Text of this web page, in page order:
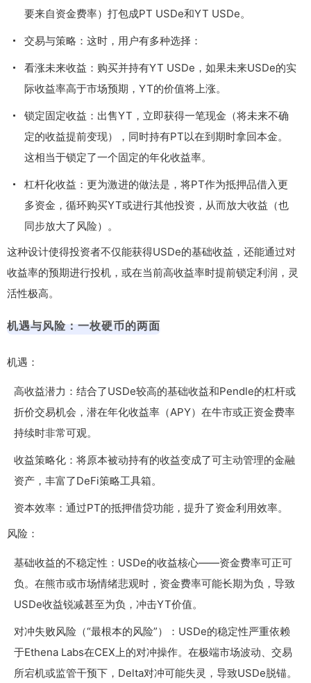
要来自资金费率）打包成PT USDe和YT USDe。
交易与策略：这时，用户有多种选择：
看涨未来收益：购买并持有YT USDe，如果未来USDe的实
际收益率高于市场预期，YT的价值将上涨。
锁定固定收益：出售YT，立即获得一笔现金（将未来不确
定的收益提前变现），同时持有PT以在到期时拿回本金。
这相当于锁定了一个固定的年化收益率。
杠杆化收益：更为激进的做法是，将PT作为抵押品借入更
多资金，循环购买YT或进行其他投资，从而放大收益（也
同步放大了风险）。
这种设计使得投资者不仅能获得USDe的基础收益，还能通过对
收益率的预期进行投机，或在当前高收益率时提前锁定利润，灵
活性极高。
机遇与风险：一枚硬币的两面
机遇：
高收益潜力：结合了USDe较高的基础收益和Pendle的杠杆或
折价交易机会，潜在年化收益率（APY）在牛市或正资金费率
持续时非常可观。
收益策略化：将原本被动持有的收益变成了可主动管理的金融
资产，丰富了DeFi策略工具箱。
资本效率：通过PT的抵押借贷功能，提升了资金利用效率。
风险：
基础收益的不稳定性：USDe的收益核心——资金费率可正可
负。在熊市或市场情绪悲观时，资金费率可能长期为负，导致
USDe收益锐减甚至为负，冲击YT价值。
对冲失败风险（“最根本的风险”）：USDe的稳定性严重依赖
于Ethena Labs在CEX上的对冲操作。在极端市场波动、交易
所宕机或监管干预下，Delta对冲可能失灵，导致USDe脱锚。